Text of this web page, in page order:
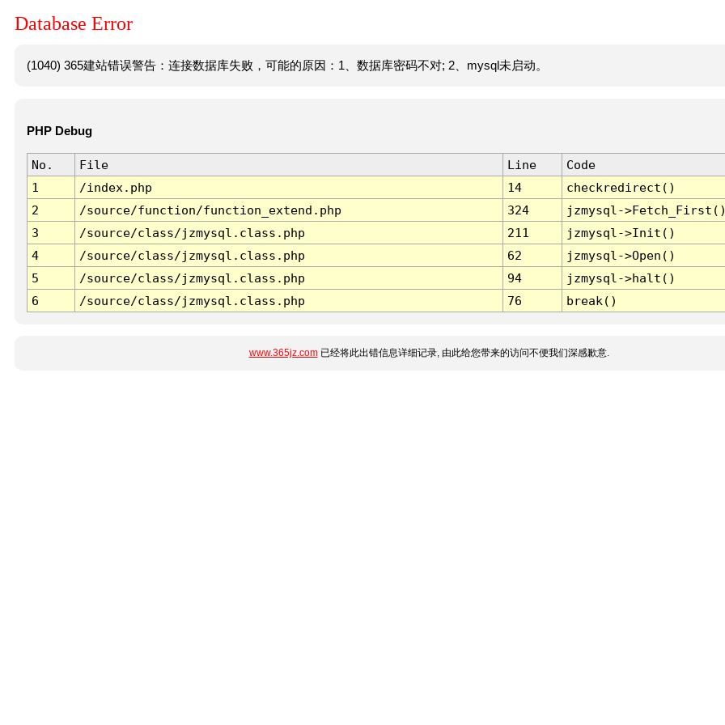
Database Error
(1040) 365建站错误警告：连接数据库失败，可能的原因：1、数据库密码不对; 2、mysql未启动。
PHP Debug
No. File Line
Code
1
/index.php 14
checkredirect()
2
/source/function/function_extend.php 324
jzmysql-
3
/source/class/jzmysql.class.php 211
jzmysql->Init()
4
/source/class/jzmysql.class.php 62
jzmysql->Open()
5
/source/class/jzmysql.class.php 94
jzmysql->halt()
6
/source/class/jzmysql.class.php 76 break()
www.365jz.com已经将此出错信息详细记录, 由此给您带来的访问不便我们深感歉意.